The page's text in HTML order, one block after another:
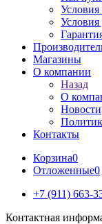
Условия
Магазины
О компании
Назад
О
Новости
Контакты
Корзина0
Отложенные0
+7 (911) 663-
Контактная